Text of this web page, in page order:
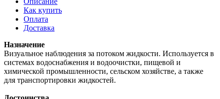
Как купить
Оплата
Доставка
Назначение
Визуальное наблюдения за потоком жидкости. Используется в
системах водоснабжения и водоочистки, пищевой и
химической промышленности, сельском хозяйстве, а также
для транспортировки жидкостей.